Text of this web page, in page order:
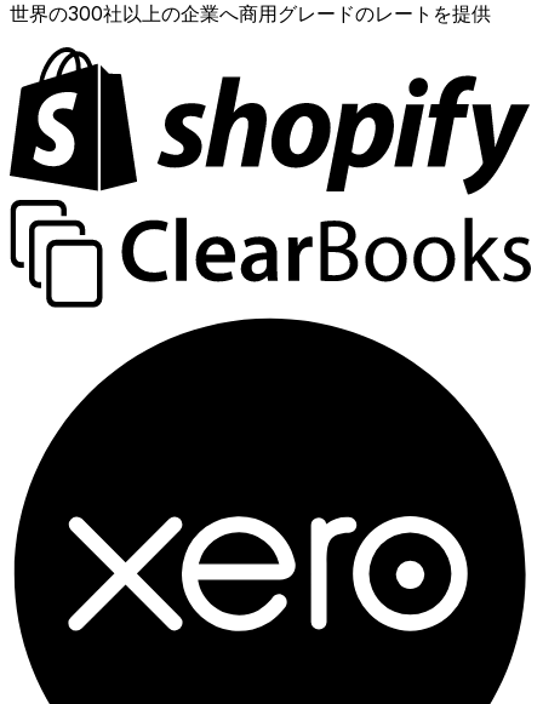
世界の300社以上の企業へ商用グレードのレートを提供